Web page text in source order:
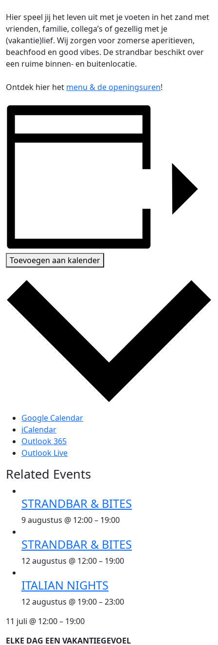
Hier speel jij het leven uit met je voeten in het zand met
vrienden, familie, collega’s of gezellig met je
(vakantie)lief. Wij zorgen voor zomerse aperitieven,
beachfood en good vibes. De strandbar beschikt over
een ruime binnen- en buitenlocatie.
Ontdek hier het menu & de openingsuren!
Toevoegen aan kalender
Google Calendar
iCalendar
Outlook 365
Outlook Live
Related Events
STRANDBAR & BITES
9 augustus @ 12:00– 19:00
STRANDBAR & BITES
12 augustus @ 12:00– 19:00
ITALIAN NIGHTS
12 augustus @ 19:00–23:00
11 juli @ 12:00– 19:00
ELKE DAG EEN VAKANTIEGEVOEL